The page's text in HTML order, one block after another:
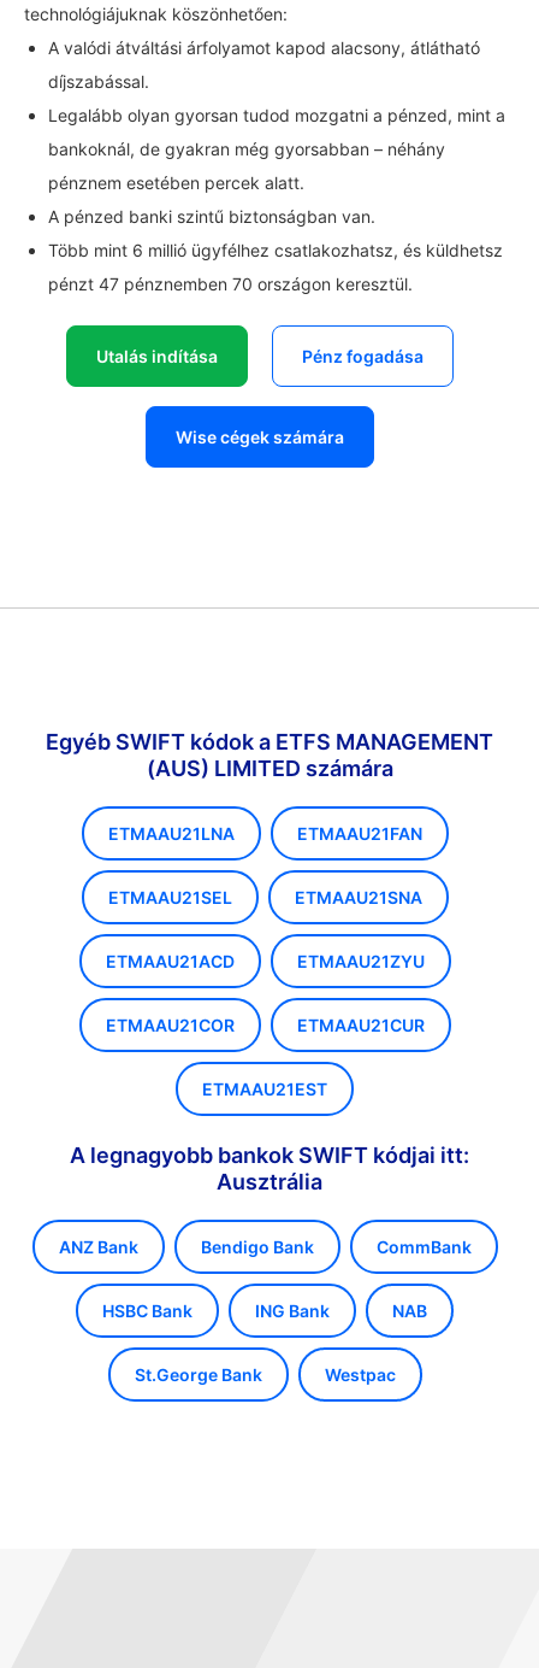
technológiájuknak köszönhetően:
A valódi átváltási árfolyamot kapod alacsony, átlátható
díjszabással.
Legalább olyan gyorsan tudod mozgatni a pénzed, mint a
bankoknál, de gyakran még gyorsabban – néhány
pénznem esetében percek alatt.
A pénzed banki szintű biztonságban van.
Több mint 6 millió ügyfélhez csatlakozhatsz, és küldhetsz
pénzt 47 pénznemben 70 országon keresztül.
Utalás indítása Pénz fogadása
Wise cégek számára
Egyéb SWIFT kódok a ETFS MANAGEMENT
(AUS) LIMITED számára
ETMAAU21LNA ETMAAU21FAN
ETMAAU21SEL ETMAAU21SNA
ETMAAU21ACD ETMAAU21ZYU
ETMAAU21COR ETMAAU21CUR
ETMAAU21EST
A legnagyobb bankok SWIFT kódjai itt:
Ausztrália
ANZ Bank Bendigo Bank CommBank
HSBC Bank ING Bank NAB
St.George Bank Westpac